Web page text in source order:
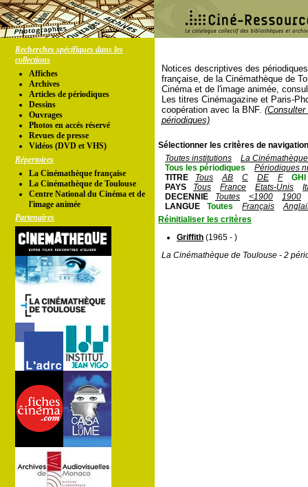
Recherches spécifiques dans les
collections
Affiches
Archives
Articles de périodiques
Dessins
Ouvrages
Photos en accés réservé
Revues de presse
Vidéos (DVD et VHS)
Répertoires
La Cinémathèque française
La Cinémathèque de Toulouse
Centre National du Cinéma et de
l'image animée
Partenaires
Notices descriptives des
française, de la Cinémathèque de
Cinéma et de l'image animée,
Les titres Cinémagazine et Paris-
coopération avec la BNF.
périodiques)
Sélectionner les critères de
Toutes institutions
La
Tous les périodiques
Périodiques
TITRE
Tous AB C DE F
GHI
PAYS
Tous France Etats-Unis
DECENNIE
Toutes <1900
1900
LANGUE
Toutes Français
Réinitialiser les critères
Griffith (1965 - )
La Cinémathèque de Toulouse - 2